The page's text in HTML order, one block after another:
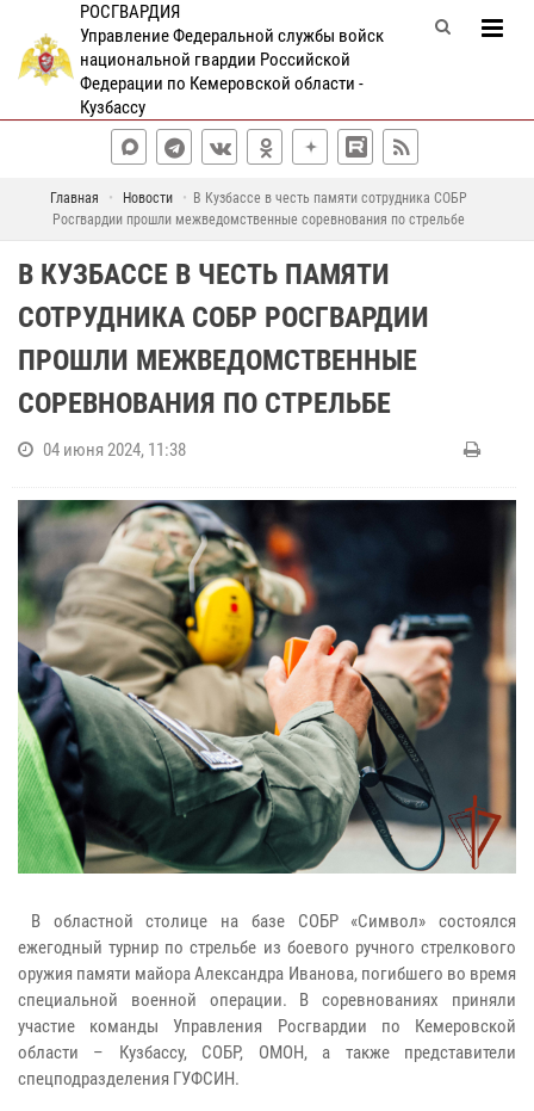
РОСГВАРДИЯ
Управление Федеральной службы войск
национальной гвардии Российской
Федерации по Кемеровской области -
Кузбассу
Главная Новости
В Кузбассе в честь памяти сотрудника СОБР
Росгвардии прошли межведомственные соревнования по стрельбе
В КУЗБАССЕ В ЧЕСТЬ ПАМЯТИ
СОТРУДНИКА СОБР РОСГВАРДИИ
ПРОШЛИ МЕЖВЕДОМСТВЕННЫЕ
СОРЕВНОВАНИЯ ПО СТРЕЛЬБЕ
04 июня 2024, 11:38
В областной столице на базе СОБР «Символ» состоялся
ежегодный турнир по стрельбе из боевого ручного стрелкового
оружия памяти майора Александра Иванова, погибшего во время
специальной военной операции. В соревнованиях приняли
участие команды Управления Росгвардии по Кемеровской
области – Кузбассу, СОБР, ОМОН, а также представители
спецподразделения ГУФСИН.